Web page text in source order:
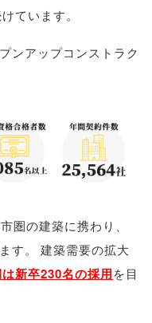
ています。
ンアップコンストラク
圏の建築に携わり
す。
建築需要の拡大
新卒230名の採用を目